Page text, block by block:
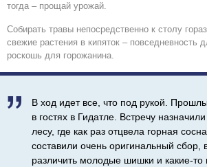
тогда – прощай урожай.
Собирать травы непосредственно к столу
свежие растения в кипяток – повседневность
роскошь для горожанина.

В ход идет все, что под рукой.
в гостях в Гидатле. Встречу
лесу, где как раз отцвела горная
составили очень оригинальный сбор,
различить молодые шишки и какие-то